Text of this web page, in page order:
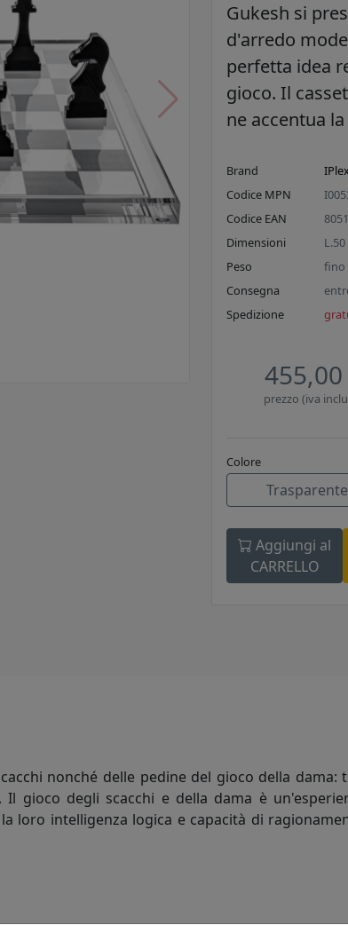
Gukesh si
d'arredo
perfetta idea
gioco. Il
ne accentua
Brand
Codice MPN
Codice EAN
Dimensioni
L.50
Peso
fino
Consegna
Spedizione
prezzo (iva
Colore
Trasparente
Aggiungi al
CARRELLO
nonché delle pedine del gioco della
gioco degli scacchi e della dama è
loro intelligenza logica e capacità di